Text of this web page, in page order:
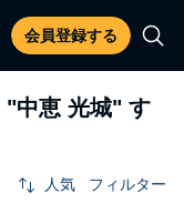
会員登録する
"中恵 光城" す
人気 フィルター